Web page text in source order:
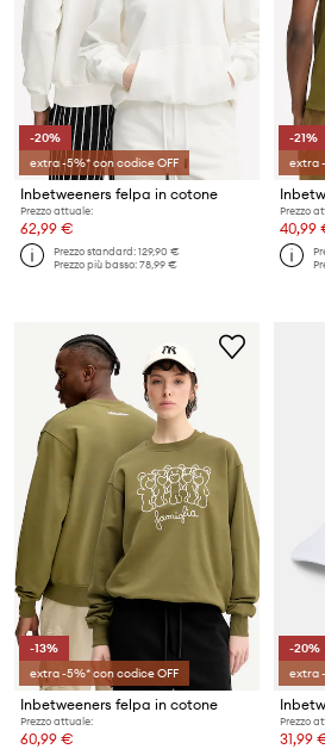
-20%
extra -5%* con codice OFF
Inbetweeners felpa in cotone
Prezzo attuale:
62,99 €
Prezzo standard:129,90 €
Prezzo più basso:78,99 €
-21%
extra
Prezzo
40,99
-13%
extra -5%* con codice OFF
Inbetweeners felpa in cotone
Prezzo attuale:
60,99 €
-20%
extra
Prezzo
31,99